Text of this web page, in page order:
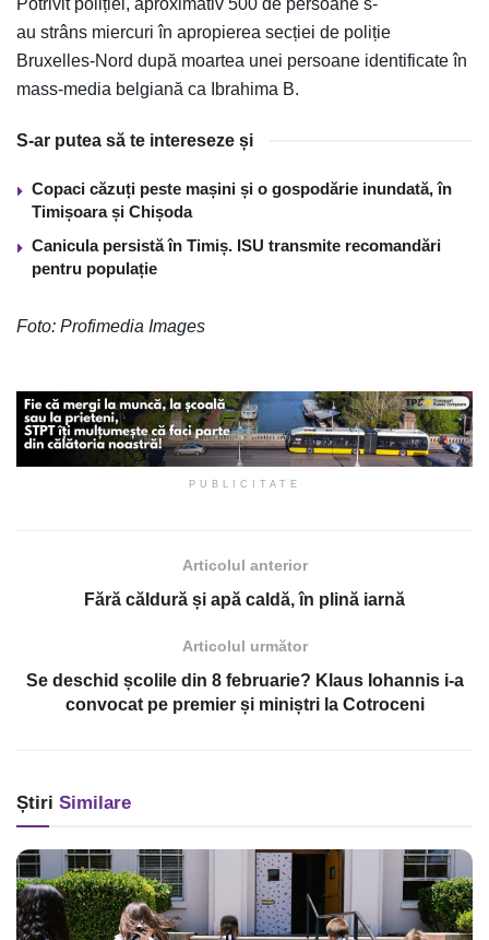
au strâns miercuri în apropierea secției de poliție
Bruxelles-Nord după moartea unei persoane identificate în
mass-media belgiană ca Ibrahima B.
S-ar putea să te intereseze și
Copaci căzuți peste mașini și o gospodărie inundată, în
Timișoara și Chișoda
Canicula persistă în Timiș. ISU transmite recomandări
pentru populație
Foto: Profimedia Images
PUBLICITATE
Articolul anterior
Fără căldură și apă caldă, în plină iarnă
Articolul următor
Se deschid școlile din 8 februarie? Klaus Iohannis i-a
convocat pe premier și miniștri la Cotroceni
Știri Similare